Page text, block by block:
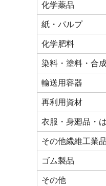
化学薬品
紙・パルプ
化学肥料
染料・塗料・合
輸送用容器
再利用資材
衣服・身廻品・
その他繊維工業品
ゴム製品
その他